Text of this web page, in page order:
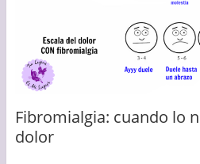
Fibromialgia: cuando lo
dolor